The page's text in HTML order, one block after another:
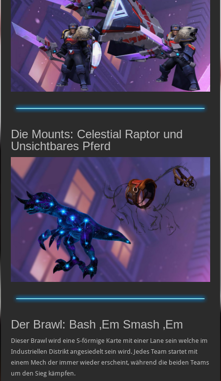
Die Mounts: Celestial Raptor und
Unsichtbares Pferd
Der Brawl: Bash ‚Em Smash ‚Em
Dieser Brawl wird eine S-förmige Karte mit einer Lane sein welche im
Industriellen Distrikt angesiedelt sein wird. Jedes Team startet mit
einem Mech der immer wieder erscheint, während die beiden Teams
um den Sieg kämpfen.